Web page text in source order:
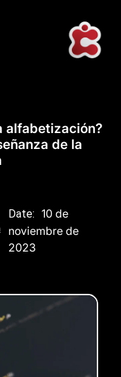
alfabetización?
de la
Date: 10 de
noviembre de
2023